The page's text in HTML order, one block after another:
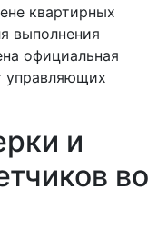
квартирных
выполнения
официальная
управляющих
и
во